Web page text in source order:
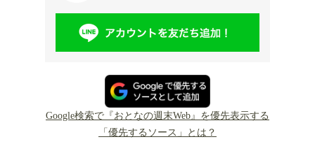
Google検索で『おとなの週末Web』を優先表示する
「優先するソース」とは？